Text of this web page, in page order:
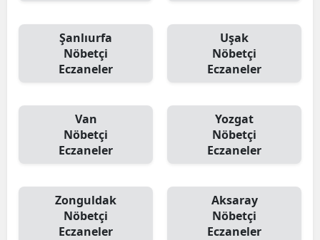
Şanlıurfa
Nöbetçi
Eczaneler
Uşak
Nöbetçi
Eczaneler
Van
Nöbetçi
Eczaneler
Yozgat
Nöbetçi
Eczaneler
Zonguldak
Nöbetçi
Eczaneler
Aksaray
Nöbetçi
Eczaneler